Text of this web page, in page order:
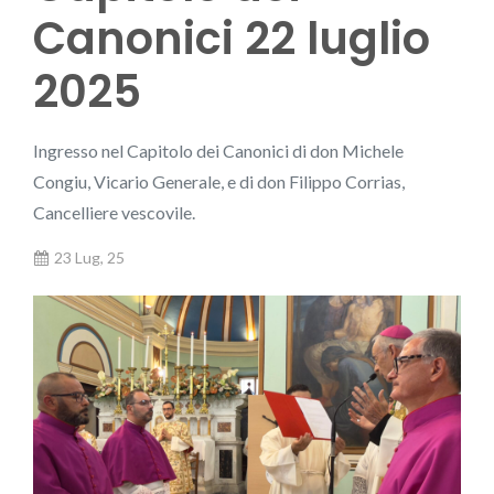
Canonici 22 luglio
2025
Ingresso nel Capitolo dei Canonici di don Michele
Congiu, Vicario Generale, e di don Filippo Corrias,
Cancelliere vescovile.
23 Lug, 25